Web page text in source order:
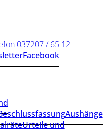
037207 / 65 12
Facebook
Aushänge
Urteile und